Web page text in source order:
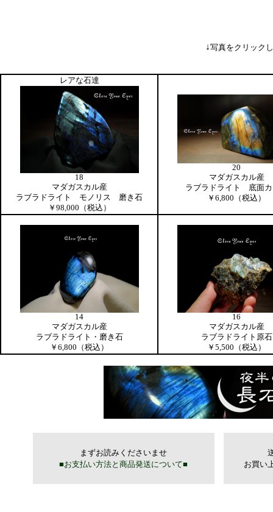
↓写真をクリック
レアな石達
18
マダガスカル産
ラブラドライト モノリス 磨き石
￥98,000（税込）
20
マダガスカル産
ラブラドライト 底面カ
￥6,800（税込）
14
マダガスカル産
ラブラドライト・磨き石
￥6,800（税込）
16
マダガスカル産
ラブラドライト原石
￥5,500（税込）